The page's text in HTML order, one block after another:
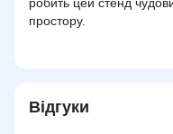
простору.
Відгуки